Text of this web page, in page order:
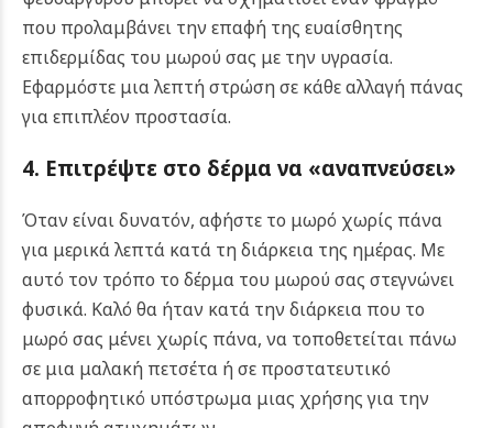
που προλαμβάνει την επαφή της ευαίσθητης
επιδερμίδας του μωρού σας με την υγρασία.
Εφαρμόστε μια λεπτή στρώση σε κάθε αλλαγή πάνας
για επιπλέον προστασία.
4. Επιτρέψτε στο δέρμα να «αναπνεύσει»
Όταν είναι δυνατόν, αφήστε το μωρό χωρίς πάνα
για μερικά λεπτά κατά τη διάρκεια της ημέρας. Με
αυτό τον τρόπο το δέρμα του μωρού σας στεγνώνει
φυσικά. Καλό θα ήταν κατά την διάρκεια που το
μωρό σας μένει χωρίς πάνα, να τοποθετείται πάνω
σε μια μαλακή πετσέτα ή σε προστατευτικό
απορροφητικό υπόστρωμα μιας χρήσης για την